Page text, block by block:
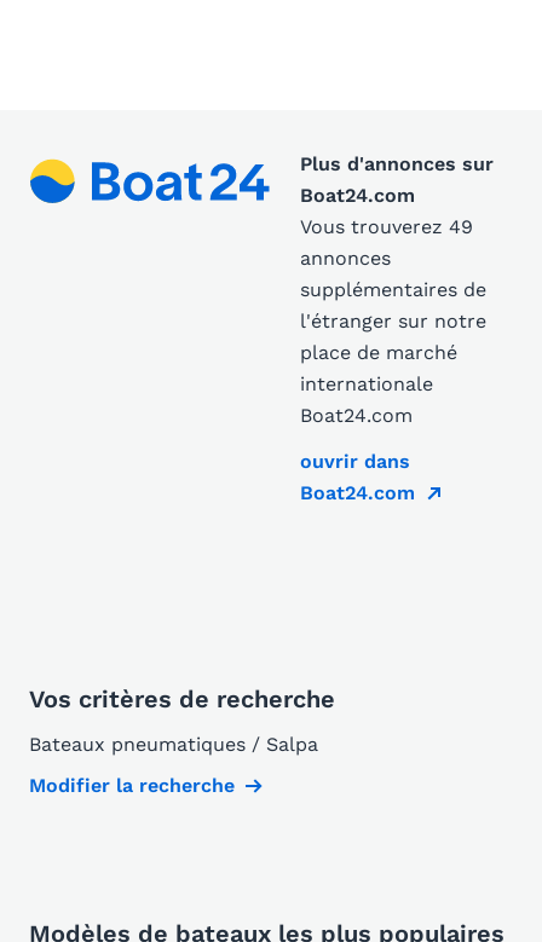
Plus d'annonces sur
Boat24.com
Vous trouverez 49
annonces
supplémentaires de
l'étranger sur notre
place de marché
internationale
Boat24.com
ouvrir dans
Boat24.com
Vos critères de recherche
Bateaux pneumatiques / Salpa
Modifier la recherche
Modèles de bateaux les plus populaires